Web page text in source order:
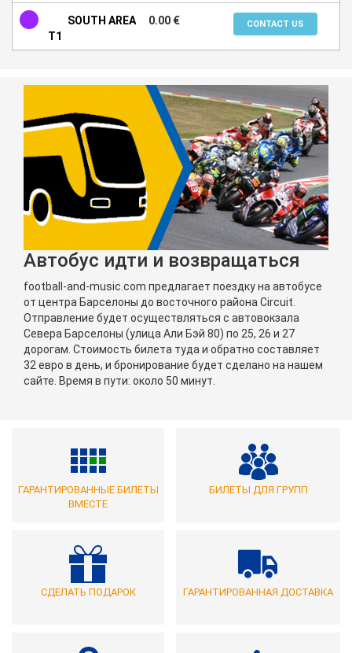
SOUTH AREA
T1
0.00 € CONTACT US
Aвтобус идти и возвращаться
football-and-music.com предлагает поездку на автобусе
от центра Барселоны до восточного района Circuit.
Отправление будет осуществляться с автовокзала
Севера Барселоны (улица Али Бэй 80) по 25, 26 и 27
дорогам. Стоимость билета туда и обратно составляет
32 евро в день, и бронирование будет сделано на нашем
сайте. Время в пути: около 50 минут.
ГАРАНТИРОВАННЫЕ БИЛЕТЫ
ВМЕСТЕ
БИЛЕТЫ ДЛЯ ГРУПП
СДЕЛАТЬ ПОДАРОК ГАРАНТИРОВАННАЯ ДОСТАВКА